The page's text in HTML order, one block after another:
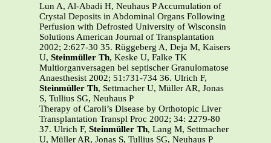
Lun A, Al-Abadi H, Neuhaus P Accumulation of
Crystal Deposits in Abdominal Organs Following
Perfusion with Defrosted University of Wisconsin
Solutions American Journal of Transplantation
2002; 2:627-30 35. Rüggeberg A, Deja M, Kaisers
U, Steinmüller Th, Keske U, Falke TK
Multiorganversagen bei septischer Granulomatose
Anaesthesist 2002; 51:731-734 36. Ulrich F,
Steinmüller Th, Settmacher U, Müller AR, Jonas
S, Tullius SG, Neuhaus P
Therapy of Caroli’s Disease by Orthotopic Liver
Transplantation Transpl Proc 2002; 34: 2279-80
37. Ulrich F, Steinmüller Th, Lang M, Settmacher
U, Müller AR, Jonas S, Tullius SG, Neuhaus P